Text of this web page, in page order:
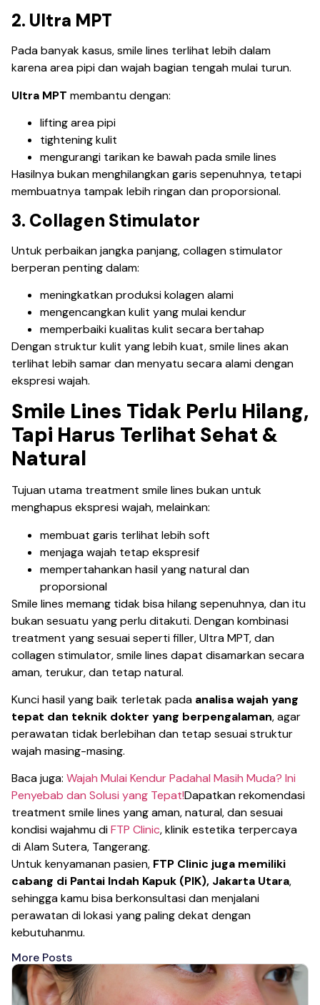
2. Ultra MPT
Pada banyak kasus, smile lines terlihat lebih dalam
karena area pipi dan wajah bagian tengah mulai turun.
Ultra MPT membantu dengan:
lifting area pipi
tightening kulit
mengurangi tarikan ke bawah pada smile lines
Hasilnya bukan menghilangkan garis sepenuhnya, tetapi
membuatnya tampak lebih ringan dan proporsional.
3. Collagen Stimulator
Untuk perbaikan jangka panjang, collagen stimulator
berperan penting dalam:
meningkatkan produksi kolagen alami
mengencangkan kulit yang mulai kendur
memperbaiki kualitas kulit secara bertahap
Dengan struktur kulit yang lebih kuat, smile lines akan
terlihat lebih samar dan menyatu secara alami dengan
ekspresi wajah.
Smile Lines Tidak Perlu Hilang,
Tapi Harus Terlihat Sehat &
Natural
Tujuan utama treatment smile lines bukan untuk
menghapus ekspresi wajah, melainkan:
membuat garis terlihat lebih soft
menjaga wajah tetap ekspresif
mempertahankan hasil yang natural dan
proporsional
Smile lines memang tidak bisa hilang sepenuhnya, dan itu
bukan sesuatu yang perlu ditakuti. Dengan kombinasi
treatment yang sesuai seperti filler, Ultra MPT, dan
collagen stimulator, smile lines dapat disamarkan secara
aman, terukur, dan tetap natural.
Kunci hasil yang baik terletak pada analisa wajah yang
tepat dan teknik dokter yang berpengalaman, agar
perawatan tidak berlebihan dan tetap sesuai struktur
wajah masing-masing.
Baca juga: Wajah Mulai Kendur Padahal Masih Muda? Ini
Penyebab dan Solusi yang Tepat!Dapatkan rekomendasi
treatment smile lines yang aman, natural, dan sesuai
kondisi wajahmu diFTP Clinic, klinik estetika terpercaya
di Alam Sutera, Tangerang.
Untuk kenyamanan pasien, FTP Clinic juga memiliki
cabang di Pantai Indah Kapuk (PIK), Jakarta Utara,
sehingga kamu bisa berkonsultasi dan menjalani
perawatan di lokasi yang paling dekat dengan
kebutuhanmu.
More Posts